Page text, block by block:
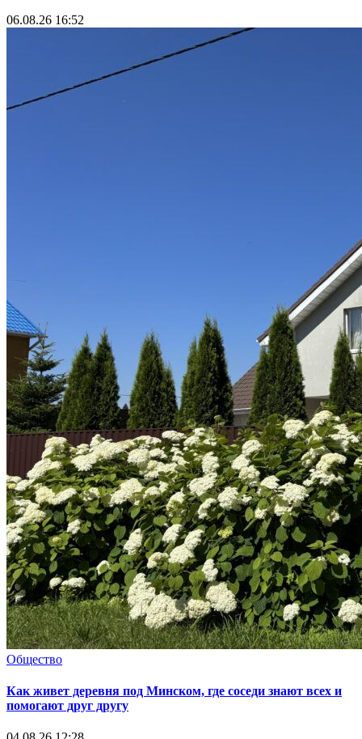
06.08.26 16:52
Общество
Как живет деревня под Минском, где соседи знают всех и
помогают друг другу